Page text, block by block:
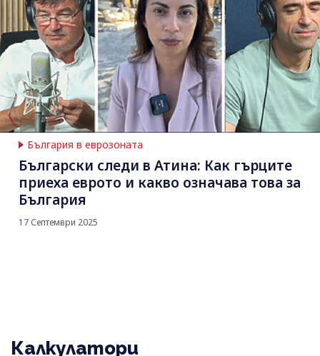
България в еврозоната
Български следи в Атина: Как гърците
приеха еврото и какво означава това за
България
17 Септември 2025
Калкулатори